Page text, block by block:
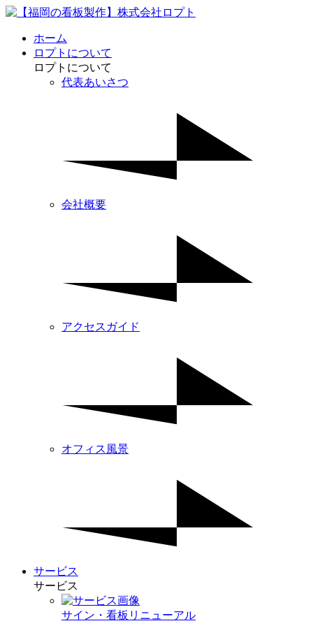
ホーム
ロプトについて
ロプトについて
代表あいさつ
会社概要
アクセスガイド
オフィス風景
サービス
サービス
サイン・看板リニューアル